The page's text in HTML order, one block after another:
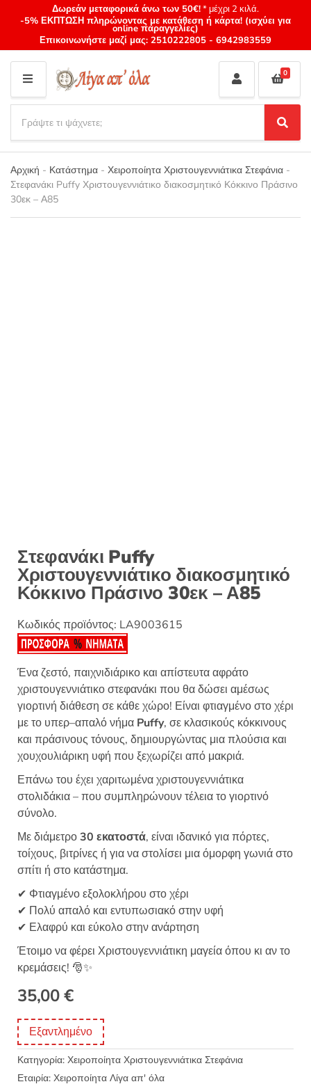
Δωρεάν μεταφορικά άνω των 50€!* μέχρι 2 κιλά.
-5% ΕΚΠΤΩΣΗ πληρώνοντας με κατάθεση ή κάρτα! (ισχύει για
online παραγγελίες)
Επικοινωνήστε μαζί μας: 2510222805 - 6942983559
M
E
N
U
Category
name
a
r
c
h
p
r
S
e
a
r
c
0
Αρχική - Κατάστημα - Χειροποίητα Χριστουγεννιάτικα Στεφάνια -
Στεφανάκι Puffy Χριστουγεννιάτικο διακοσμητικό Κόκκινο Πράσινο
30εκ – Α85
Στεφανάκι Puffy
Χριστουγεννιάτικο διακοσμητικό
Κόκκινο Πράσινο 30εκ – Α85
Κωδικός προϊόντος: LA9003615
Ένα ζεστό, παιχνιδιάρικο και απίστευτα αφράτο
χριστουγεννιάτικο στεφανάκι που θα δώσει αμέσως
γιορτινή διάθεση σε κάθε χώρο! Είναι φτιαγμένο στο χέρι
με το υπερ–απαλό νήμα Puffy, σε κλασικούς κόκκινους
και πράσινους τόνους, δημιουργώντας μια πλούσια και
χουχουλιάρικη υφή που ξεχωρίζει από μακριά.
Επάνω του έχει χαριτωμένα χριστουγεννιάτικα
στολιδάκια – που συμπληρώνουν τέλεια το γιορτινό
σύνολο.
Με διάμετρο30 εκατοστά, είναι ιδανικό για πόρτες,
τοίχους, βιτρίνες ή για να στολίσει μια όμορφη γωνιά στο
σπίτι ή στο κατάστημα.
✔ Φτιαγμένο εξολοκλήρου στο χέρι
✔ Πολύ απαλό και εντυπωσιακό στην υφή
✔ Ελαφρύ και εύκολο στην ανάρτηση
Έτοιμο να φέρει Χριστουγεννιάτικη μαγεία όπου κι αν το
κρεμάσεις! 🎅✨
35,00€
Εξαντλημένο
Κατηγορία: Χειροποίητα Χριστουγεννιάτικα Στεφάνια
Εταιρία: Χειροποίητα Λίγα απ' όλα